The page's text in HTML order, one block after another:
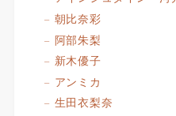
朝比奈彩
阿部朱梨
新木優子
アンミカ
生田衣梨奈